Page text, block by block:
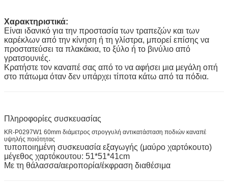
Χαρακτηριστικά:
Είναι ιδανικό για την προστασία των τραπεζών και των
καρέκλων από την κίνηση ή τη γλίστρα, μπορεί επίσης να
προστατεύσει τα πλακάκια, το ξύλο ή το βινύλιο από
γρατσουνιές.
Κρατήστε τον καναπέ σας από το να αφήσει μια μεγάλη οπή
στο πάτωμα όταν δεν υπάρχει τίποτα κάτω από τα πόδια.
Πληροφορίες συσκευασίας
KR-P0297W1 60mm διάμετρος στρογγυλή αντικατάσταση ποδιών καναπέ
υψηλής ποιότητας
τυποποιημένη συσκευασία εξαγωγής (μαύρο χαρτόκουτο)
μέγεθος χαρτόκουτου: 51*51*41cm
Με τη θάλασσα/αεροπορία/έκφραση διαθέσιμα